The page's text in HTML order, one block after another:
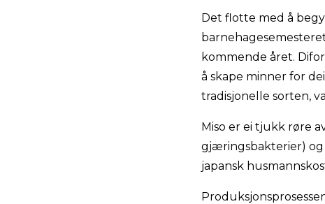
Det flotte med å
kommende året.
å skape minner for
tradisjonelle sorten,
Miso er ei tjukk røre
gjæringsbakterier) og
japansk